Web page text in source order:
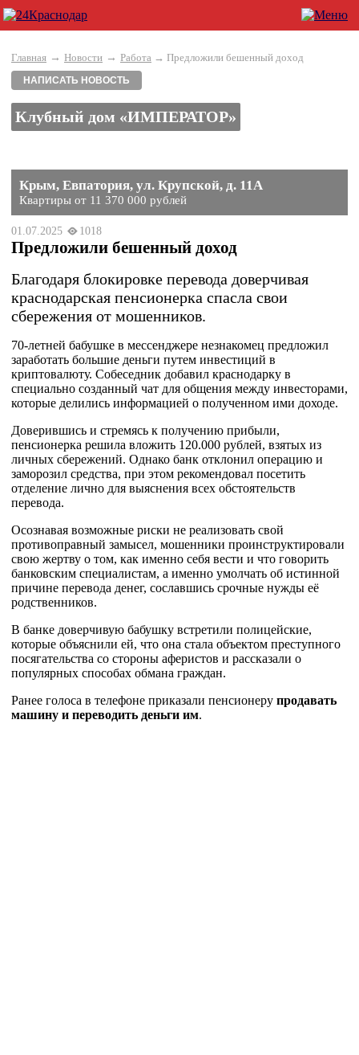
Главная → Новости → Работа → Предложили бешенный доход
НАПИСАТЬ НОВОСТЬ
Клубный дом «ИМПЕРАТОР»
Крым, Евпатория, ул. Крупской, д. 11А
Квартиры от 11 370 000 рублей
01.07.2025 1018
Предложили бешенный доход
Благодаря блокировке перевода доверчивая
краснодарская пенсионерка спасла свои
сбережения от мошенников.
70-летней бабушке в мессенджере незнакомец предложил
заработать большие деньги путем инвестиций в
криптовалюту. Собеседник добавил краснодарку в
специально созданный чат для общения между инвесторами,
которые делились информацией о полученном ими доходе.
Доверившись и стремясь к получению прибыли,
пенсионерка решила вложить 120.000 рублей, взятых из
личных сбережений. Однако банк отклонил операцию и
заморозил средства, при этом рекомендовал посетить
отделение лично для выяснения всех обстоятельств
перевода.
Осознавая возможные риски не реализовать свой
противоправный замысел, мошенники проинструктировали
свою жертву о том, как именно себя вести и что говорить
банковским специалистам, а именно умолчать об истинной
причине перевода денег, сославшись срочные нужды её
родственников.
В банке доверчивую бабушку встретили полицейские,
которые объяснили ей, что она стала объектом преступного
посягательства со стороны аферистов и рассказали о
популярных способах обмана граждан.
Ранее голоса в телефоне приказали пенсионеру продавать
машину и переводить деньги им.